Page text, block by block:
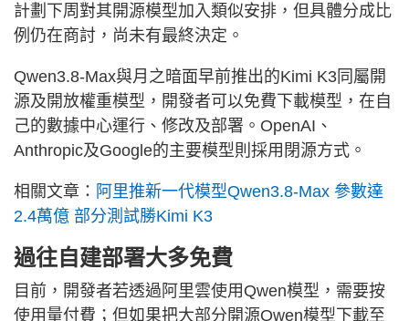
計劃下周對其開源模型加入類似安排，但具體分成比
例仍在商討，尚未有最終決定。
Qwen3.8-Max與月之暗面早前推出的Kimi K3同屬開
源及開放權重模型，開發者可以免費下載模型，在自
己的數據中心運行、修改及部署。OpenAI、
Anthropic及Google的主要模型則採用閉源方式。
相關文章： 阿里推新一代模型Qwen3.8-Max 參數達
2.4萬億 部分測試勝Kimi K3
過往自建部署大多免費
目前，開發者若透過阿里雲使用Qwen模型，需要按
使用量付費；但如果把大部分開源Qwen模型下載至